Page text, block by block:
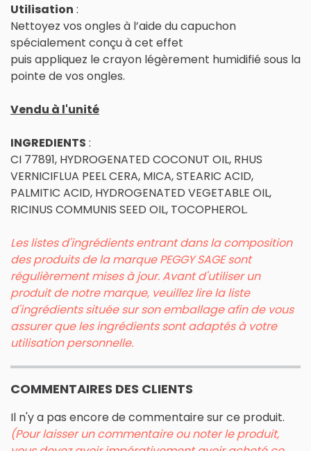
Utilisation :
Nettoyez vos ongles à l’aide du capuchon
spécialement conçu à cet effet
puis appliquez le crayon légèrement humidifié sous la
pointe de vos ongles.
Vendu à l'unité
INGREDIENTS :
CI 77891, HYDROGENATED COCONUT OIL, RHUS
VERNICIFLUA PEEL CERA, MICA, STEARIC ACID,
PALMITIC ACID, HYDROGENATED VEGETABLE OIL,
RICINUS COMMUNIS SEED OIL, TOCOPHEROL.
Les listes d'ingrédients entrant dans la composition
des produits de la marque PEGGY SAGE sont
régulièrement mises à jour. Avant d'utiliser un
produit de notre marque, veuillez lire la liste
d'ingrédients située sur son emballage afin de vous
assurer que les ingrédients sont adaptés à votre
utilisation personnelle.
COMMENTAIRES DES CLIENTS
Il n'y a pas encore de commentaire sur ce produit.
(Pour laisser un commentaire ou noter le produit,